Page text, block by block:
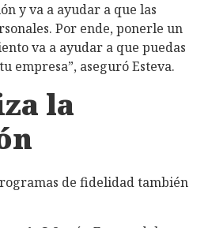
y va a ayudar a que las
Por ende, ponerle un
va a ayudar a que puedas
empresa”, aseguró Esteva.
la
de fidelidad también